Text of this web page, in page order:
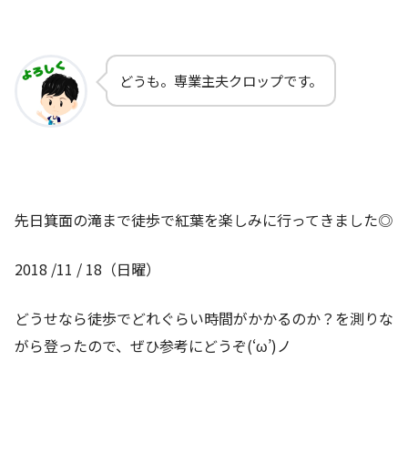
どうも。専業主夫クロップです。
先日箕面の滝まで徒歩で紅葉を楽しみに行ってきました◎
2018 /11 / 18（日曜）
どうせなら徒歩でどれぐらい時間がかかるのか？を測りな
がら登ったので、ぜひ参考にどうぞ(‘ω’)ノ